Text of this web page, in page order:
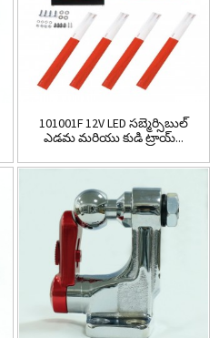
101001F 12V LED సబ్మెర్సిబుల్
ఎడమ మరియు కుడి ట్రాయ్...